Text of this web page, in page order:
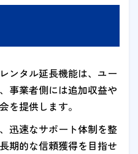
ンタル延長機能は、ユー
事業者側には追加収益や
を提供します。
迅速なサポート体制を整
期的な信頼獲得を目指せ